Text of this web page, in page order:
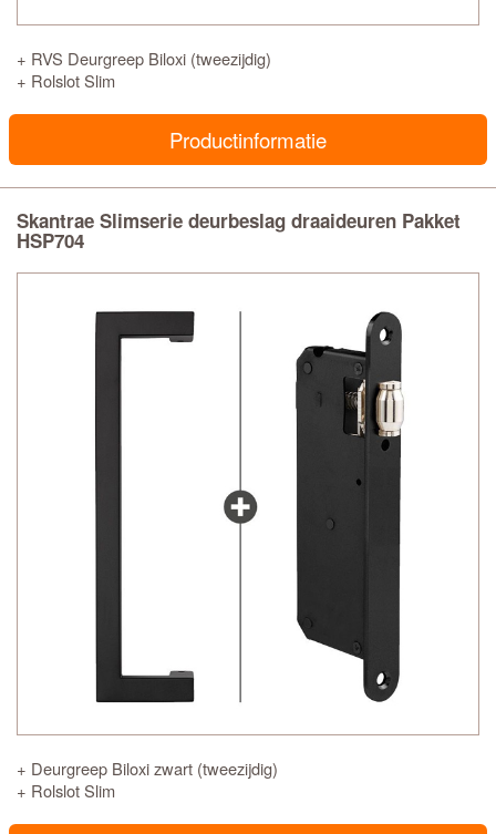
+ RVS Deurgreep Biloxi (tweezijdig)
+ Rolslot Slim
Productinformatie
Skantrae Slimserie deurbeslag draaideuren Pakket
HSP704
+ Deurgreep Biloxi zwart (tweezijdig)
+ Rolslot Slim